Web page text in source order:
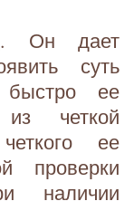
Он дает
суть
ее
четкой
ее
проверки
наличии